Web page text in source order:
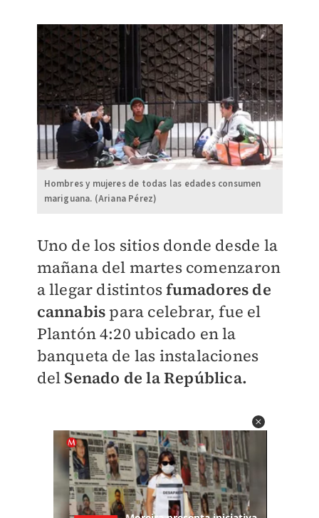
Hombres y mujeres de todas las edades consumen
mariguana. (Ariana Pérez)
Uno de los sitios donde desde la
mañana del martes comenzaron
a llegar distintosfumadores de
cannabis para celebrar, fue el
Plantón 4:20 ubicado en la
banqueta de las instalaciones
del Senado de la República.